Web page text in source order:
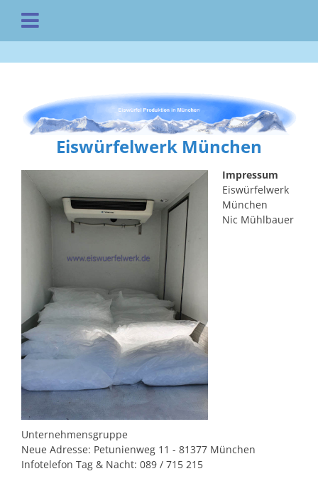
Eiswürfelwerk München
Impressum
Eiswürfelwerk
München
Nic Mühlbauer
Unternehmensgruppe
Neue Adresse: Petunienweg 11 - 81377 München
Infotelefon Tag & Nacht: 089 / 715 215